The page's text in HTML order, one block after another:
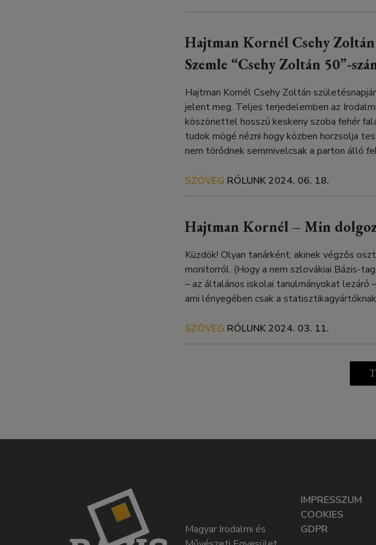
Hajtman Kornél Csehy
Szemle “Csehy Zoltán 50”-
Hajtman Kornél Csehy Zoltán
jelent meg. Teljes terjedelemben az
köszönettel hosszú keskeny szoba fehér
tudok mögé nézni hogy közben horzsolja
nem törődnek semmivelcsak a parton álló
SZÖVEG RÓLUNK2024. 06. 18.
Hajtman Kornél – Min
Küzdök! Olyan tanárként, akinek végzős
monitorról. (Hogy a nem szlovákiai Bázis-
– az általános iskolai tanulmányokat lezáró
ami lényegében csak a
SZÖVEG RÓLUNK2024. 03. 11.
Magyar Irodalmi és
IMPRESSZUM
COOKIES
GDPR